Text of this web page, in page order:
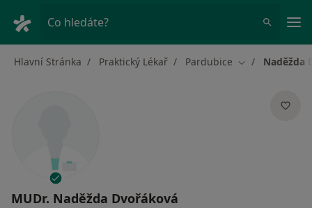
Co hledáte?
Hlavní Stránka Praktický Lékař Pardubice Změna města
Naděžda
MUDr. Naděžda Dvořáková